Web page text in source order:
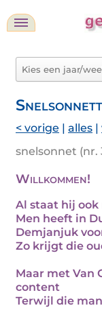
< vorige | alles |
snelsonnet (nr.
Willkommen!
Al staat hij
Men heeft in
Demjanjuk
Zo krijgt die
Maar met Van
content
Terwijl die